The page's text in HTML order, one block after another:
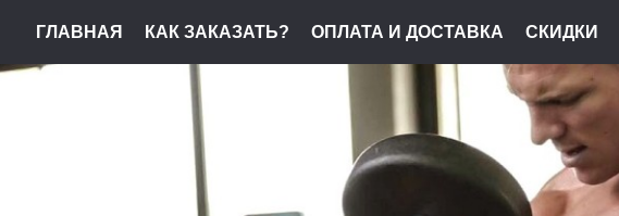
ГЛАВНАЯ КАК ЗАКАЗАТЬ? ОПЛАТА И ДОСТАВКА СКИДКИ